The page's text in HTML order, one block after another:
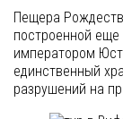
Пещера
построенной
императором
единственный
разрушений на